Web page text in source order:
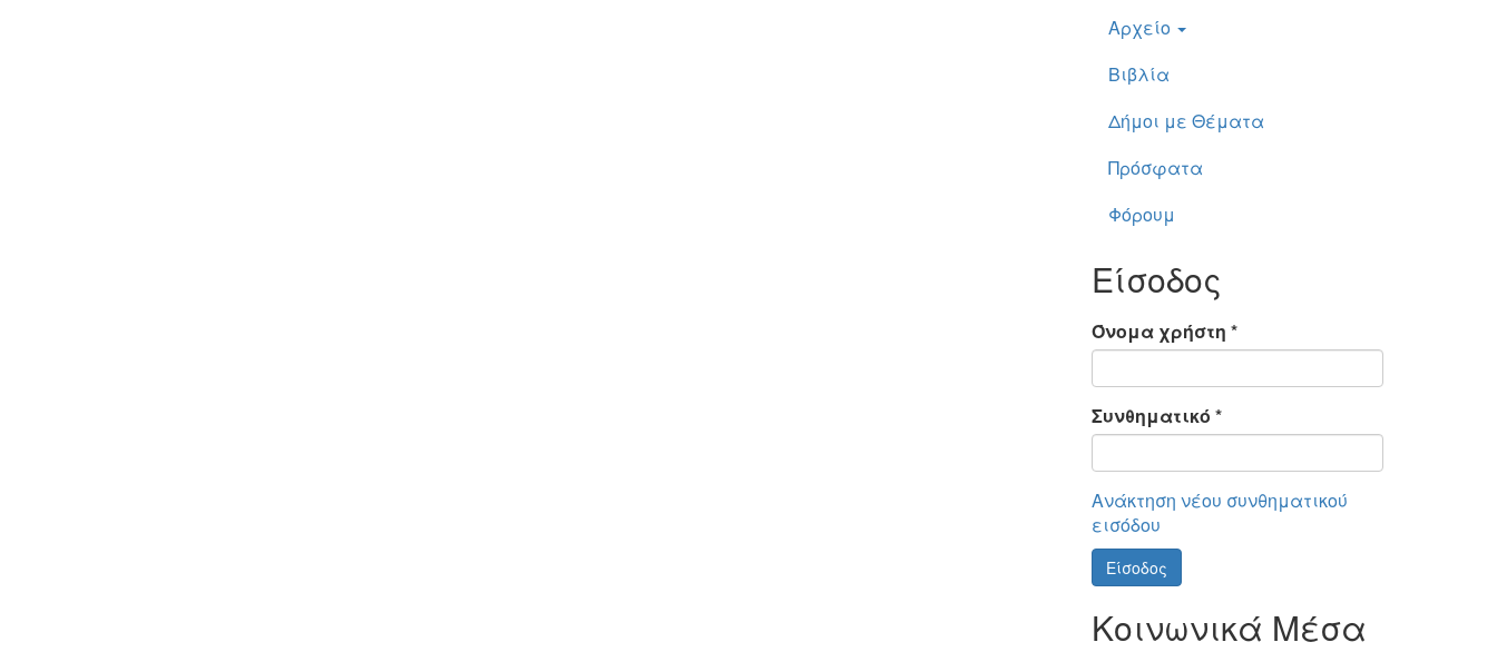
Αρχείο
Βιβλία
Δήμοι με Θέματα
Πρόσφατα
Φόρουμ
Είσοδος
Όνομα χρήστη *
Συνθηματικό *
Ανάκτηση νέου συνθηματικού
εισόδου
Είσοδος
Κοινωνικά Μέσα